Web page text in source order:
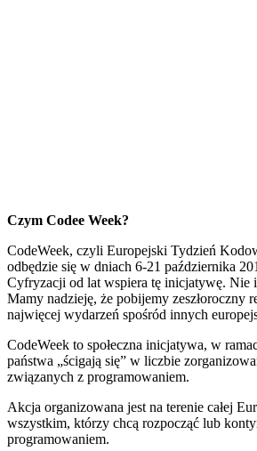
Czym Codee Week?
CodeWeek, czyli Europejski Tydzień
odbędzie się w dniach 6-21 października
Cyfryzacji od lat wspiera tę inicjatywę. Nie
Mamy nadzieję, że pobijemy zeszłoroczny
najwięcej wydarzeń spośród innych
CodeWeek to społeczna inicjatywa, w
państwa „ścigają się” w liczbie
związanych z programowaniem.
Akcja organizowana jest na terenie całej
wszystkim, którzy chcą rozpocząć lub
programowaniem.